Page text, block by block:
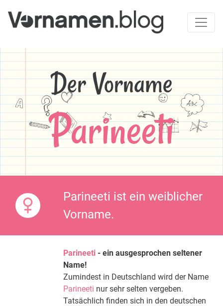
Der Vorname
Parineeti
Parineeti ist ein weiblicher
Vorname.
Parineeti - ein ausgesprochen seltener
Name!
Zumindest in Deutschland wird der Name
Parineeti nur sehr selten vergeben.
Tatsächlich finden sich in den deutschen